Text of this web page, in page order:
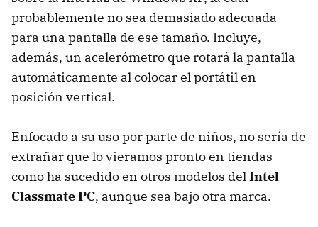
probablemente no sea demasiado adecuada
para una pantalla de ese tamaño. Incluye,
además, un acelerómetro que rotará la pantalla
automáticamente al colocar el portátil en
posición vertical.
Enfocado a su uso por parte de niños, no sería de
extrañar que lo vieramos pronto en tiendas
como ha sucedido en otros modelos delIntel
Classmate PC, aunque sea bajo otra marca.